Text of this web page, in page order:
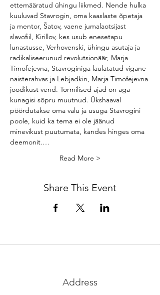
ettemääratud ühingu liikmed. Nende hulka
kuuluvad Stavrogin, oma kaaslaste õpetaja
ja mentor, Šatov, vaene jumalaotsijast
slavofiil, Kirillov, kes usub enesetapu
lunastusse, Verhovenski, ühingu asutaja ja
radikaliseerunud revolutsionäär, Marja
Timofejevna, Stavroginiga laulatatud vigane
naisterahvas ja Lebjadkin, Marja Timofejevna
joodikust vend. Tormilised ajad on aga
kunagisi sõpru muutnud. Ükshaaval
pöördutakse oma valu ja usuga Stavrogini
poole, kuid ka tema ei ole jäänud
minevikust puutumata, kandes hinges oma
deemonit.…
Read More >
Share This Event
Address